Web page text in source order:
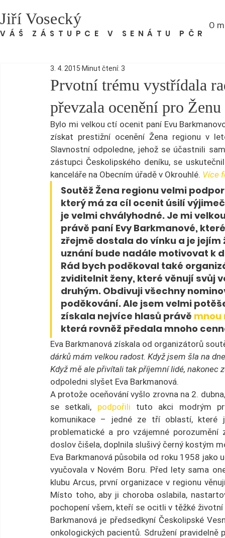
Jiří Vosecký
VÁŠ ZÁSTUPCE V SENÁTU PČR
O
Prvotní trému vystřídala
převzala ocenění pro
3. 4. 2015 Minut čtení: 3
Bylo mi velkou ctí ocenit paní Evu
získat prestižní ocenění Žena regionu v
Slavnostní odpoledne, jehož se účastnili
zástupci Českolipského deníku, se
kanceláře na Obecním úřadě v Okrouhlé. Více
Soutěž Žena regionu velmi
který má za cíl ocenit úsilí
je velmi chvályhodné. Je mi
právě paní Evy Barkmanové,
zřejmě dostala do vínku a je
uznání bude nadále motivovat k
Rád bych poděkoval také
zviditelnit ženy, které věnují svůj
druhým. Obdivuji všechny
poděkování. Ale jsem velmi
získala nejvíce hlasů právě mnou
která rovněž předala mnoho
Eva Barkmanová získala od organizátorů
dárků mám velkou radost. Když jsem šla na
Když mě ale přivítali tak příjemní lidé, nakonec
odpoledni slyšet Eva Barkmanová.
A protože oceňování vyšlo zrovna na 2.
se setkali, podpořili tuto akci modrým
komunikace – jedné ze tří oblastí, které
problematické a pro vzájemné porozumění
doslov čišela, doplnila slušivý černý kostým
Eva Barkmanová působila od roku 1958 jako
vyučovala v Novém Boru. Před lety sama
klubu Arcus, první organizace v regionu
Místo toho, aby ji choroba oslabila,
pochopení všem, kteří se ocitli v těžké
Barkmanová je předsedkyní Českolipské
onkologických pacientů. Sdružení